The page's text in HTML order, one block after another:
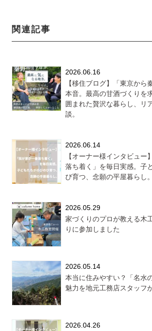
関連記事
2026.06.16
【移住ブログ】「東京から
本音。最高の甘酒づくりを
囲まれた贅沢な暮らし、リ
談。
2026.06.14
【オーナー様インタビュー
落ち着く」を毎日実感。子
び育つ、念願の平屋暮らし。
2026.05.29
家づくりのプロが教える木
りに参加しました
2026.05.14
本当に住みやすい？「名水
魅力を地元工務店スタッフ
2026.04.26